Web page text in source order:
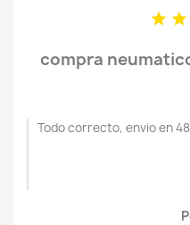
 
compra
Todo correcto, envio en